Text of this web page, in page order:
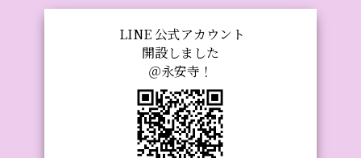
LINE 公式アカウント
開設しました
＠永安寺！